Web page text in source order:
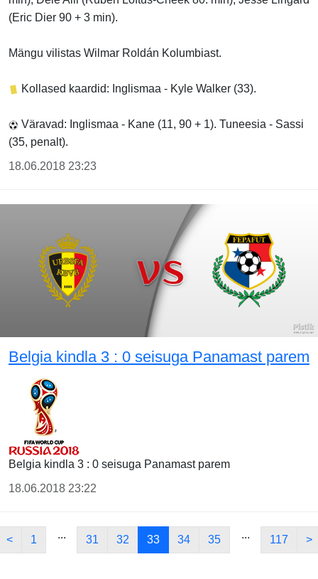
(Eric Dier 90 + 3 min).
Mängu vilistas Wilmar Roldán Kolumbiast.
Kollased kaardid: Inglismaa - Kyle Walker (33).
Väravad: Inglismaa - Kane (11, 90 + 1). Tuneesia - Sassi
(35, penalt).
18.06.2018 23:23
Belgia kindla 3 : 0 seisuga Panamast parem
Belgia kindla 3 : 0 seisuga Panamast parem
18.06.2018 23:22
< 1 ... 31 32 33 34 35 ... 117 >